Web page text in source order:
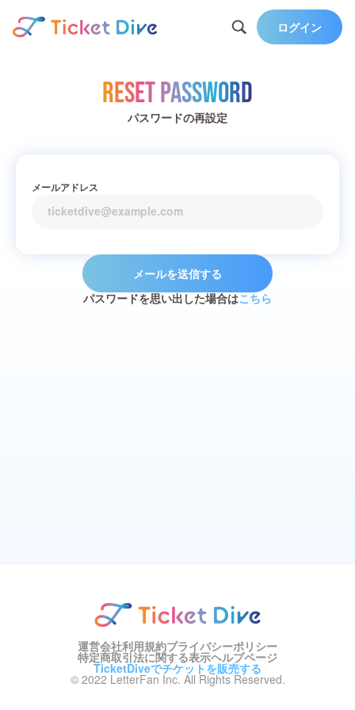
ログイン
Reset Password
パスワードの再設定
メールアドレス
メールを送信する
パスワードを思い出した場合はこちら
運営会社利用規約プライバシーポリシー
特定商取引法に関する表示ヘルプページ
TicketDiveでチケットを販売する
© 2022 LetterFan Inc. All Rights Reserved.